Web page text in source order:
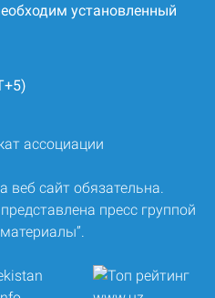
установленный
ассоциации
веб сайт обязательна.
пресс группой